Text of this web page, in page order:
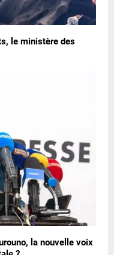
le ministère des
la nouvelle voix